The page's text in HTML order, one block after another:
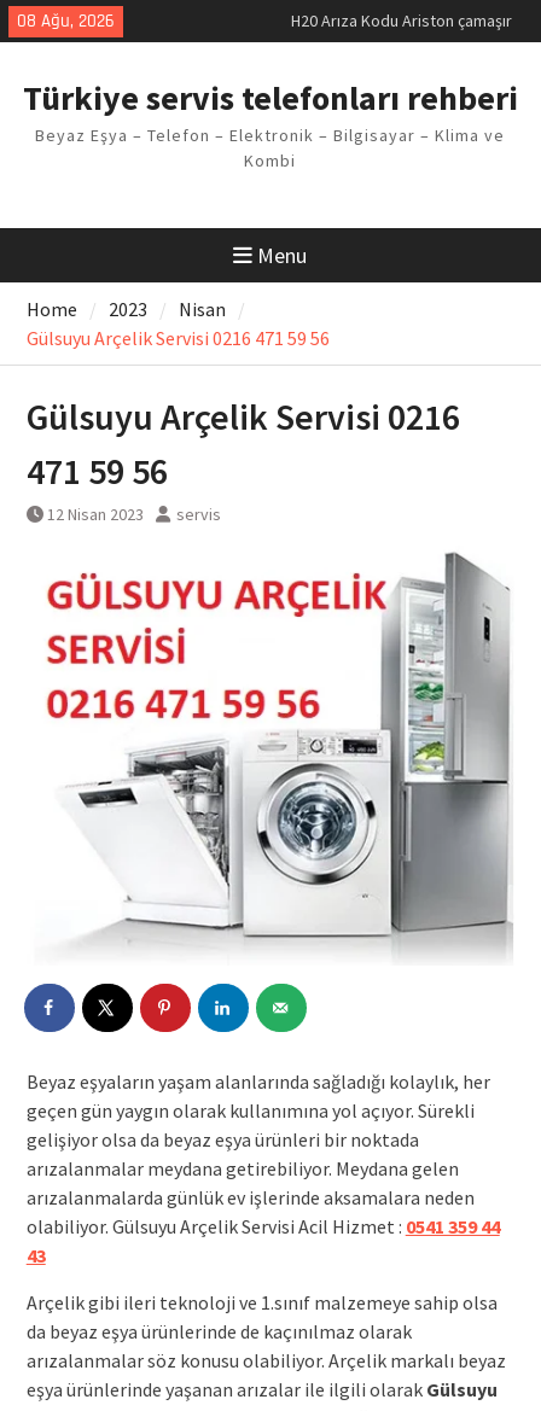
Skip
to
08 Ağu, 2026
H20 Arıza Kodu Ariston çamaşır
makinesi Sorunu
Arçelik buzdolabı F5 Hatası
Vaillant çamaşır makinesi E03
Arıza Kodu
Türkiye servis telefonları rehberi
Beyaz Eşya – Telefon – Elektronik – Bilgisayar – Klima ve
Kombi
Menu
Home 2023
Nisan
Gülsuyu Arçelik Servisi 0216 471 59 56
Gülsuyu Arçelik Servisi 0216
471 59 56
12 Nisan 2023 servis
Beyaz eşyaların yaşam alanlarında sağladığı kolaylık, her
geçen gün yaygın olarak kullanımına yol açıyor. Sürekli
gelişiyor olsa da beyaz eşya ürünleri bir noktada
arızalanmalar meydana getirebiliyor. Meydana gelen
arızalanmalarda günlük ev işlerinde aksamalara neden
olabiliyor. Gülsuyu Arçelik Servisi Acil Hizmet : 0541 359 44
43
Arçelik gibi ileri teknoloji ve 1.sınıf malzemeye sahip olsa
da beyaz eşya ürünlerinde de kaçınılmaz olarak
arızalanmalar söz konusu olabiliyor. Arçelik markalı beyaz
eşya ürünlerinde yaşanan arızalar ile ilgili olarak Gülsuyu